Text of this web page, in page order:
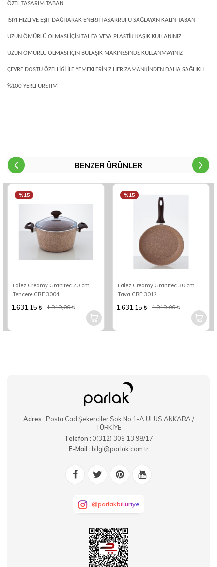
ÖZEL TASARIM TABAN
ISIYI HIZLI VE EŞİT DAĞITARAK ENERJİ TASARRUFU SAĞLAYAN KALIN TABAN
UZUN ÖMÜRLÜ OLMASI İÇİN TAHTA VEYA PLASTİK KAŞIK KULLANINIZ.
UZUN ÖMÜRLÜ OLMASI İÇİN BULAŞIK MAKİNESİNDE KULLANMAYINIZ
ÇEVRE DOSTU ÖZELLİĞİ İLE YEMEKLERİNİZ HER ZAMANKİNDEN DAHA SAĞLIKLI
%100 YERLİ ÜRETİM
BENZER ÜRÜNLER
Falez Creamy Granıtec 20 cm
Tencere CRE 3004
%15
1.631,15 1.919,00
Falez Creamy Granıtec 30 cm
Tava CRE 3012
%15
1.631,15 1.919,00
Adres : Posta Cad.Şekerciler Sok.No:1-A ULUS ANKARA /
TÜRKİYE
Telefon : 0(312) 309 13 98/17
E-Mail : bilgi@parlak.com.tr
@parlakbilluriye